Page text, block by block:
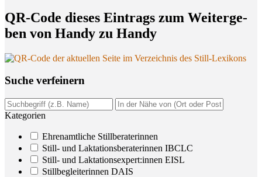
QR-Code die­ses Ein­trags zum Wei­ter­ge­
ben von Han­dy zu Handy
Suche ver­fei­nern
Kategorien
Ehrenamtliche Stillberaterinnen
Still- und Laktationsberaterinnen IBCLC
Still- und Laktationsexpert:innen EISL
Stillbegleiterinnen DAIS